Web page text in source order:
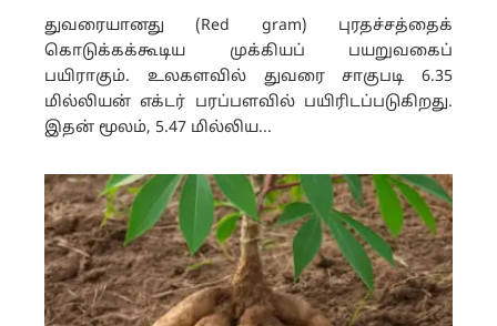
துவரையானது (Red gram) புரதச்சத்தைக்
கொடுக்கக்கூடிய முக்கியப் பயறுவகைப்
பயிராகும். உலகளவில் துவரை சாகுபடி 6.35
மில்லியன் எக்டர் பரப்பளவில் பயிரிடப்படுகிறது.
இதன் மூலம், 5.47 மில்லிய...